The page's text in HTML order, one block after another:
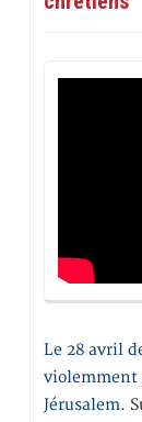
Le 28 avril
violemment
Jérusalem.